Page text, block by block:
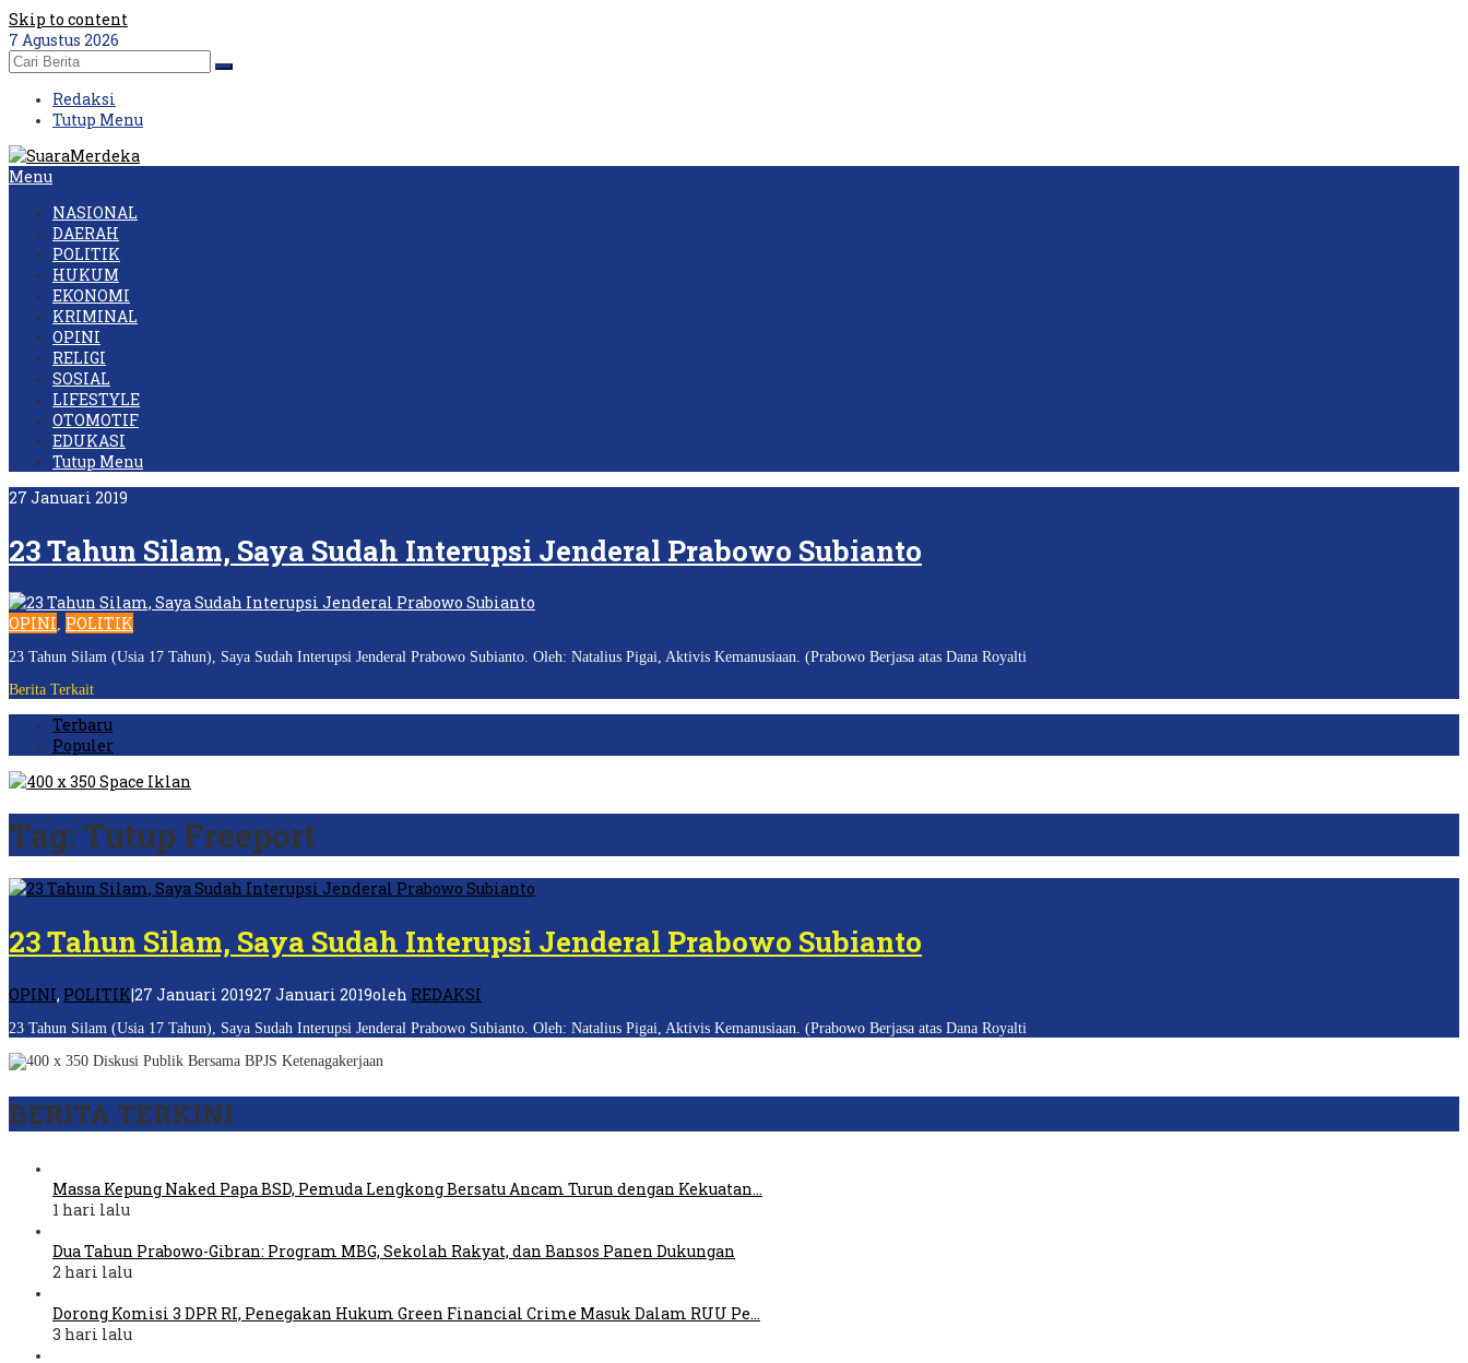
Skip to content
7 Agustus 2026
Redaksi
Tutup Menu
Menu
NASIONAL
DAERAH
POLITIK
HUKUM
EKONOMI
KRIMINAL
OPINI
RELIGI
SOSIAL
LIFESTYLE
OTOMOTIF
EDUKASI
Tutup Menu
27 Januari 2019
23 Tahun Silam, Saya Sudah Interupsi Jenderal Prabowo Subianto
OPINI, POLITIK
23 Tahun Silam (Usia 17 Tahun), Saya Sudah Interupsi Jenderal Prabowo Subianto. Oleh: Natalius Pigai, Aktivis Kemanusiaan. (Prabowo Berjasa atas Dana Royalti
Berita Terkait
Terbaru
Populer
Tag: Tutup Freeport
23 Tahun Silam, Saya Sudah Interupsi Jenderal Prabowo Subianto
OPINI, POLITIK|27 Januari 201927 Januari 2019oleh REDAKSI
23 Tahun Silam (Usia 17 Tahun), Saya Sudah Interupsi Jenderal Prabowo Subianto. Oleh: Natalius Pigai, Aktivis Kemanusiaan. (Prabowo Berjasa atas Dana Royalti
BERITA TERKINI
Massa Kepung Naked Papa BSD, Pemuda Lengkong Bersatu Ancam Turun dengan Kekuatan…
1 hari lalu
Dua Tahun Prabowo-Gibran: Program MBG, Sekolah Rakyat, dan Bansos Panen Dukungan
2 hari lalu
Dorong Komisi 3 DPR RI, Penegakan Hukum Green Financial Crime Masuk Dalam RUU Pe…
3 hari lalu